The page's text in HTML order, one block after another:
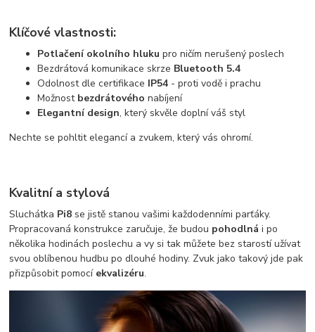
Klíčové vlastnosti:
Potlačení okolního hluku pro ničím nerušený poslech
Bezdrátová komunikace skrze Bluetooth 5.4
Odolnost dle certifikace IP54 - proti vodě i prachu
Možnost bezdrátového nabíjení
Elegantní design, který skvěle doplní váš styl
Nechte se pohltit elegancí a zvukem, který vás ohromí.
Kvalitní a stylová
Sluchátka Pi8 se jistě stanou vašimi každodenními parťáky.
Propracovaná konstrukce zaručuje, že budou pohodlná i po
několika hodinách poslechu a vy si tak můžete bez starostí užívat
svou oblíbenou hudbu po dlouhé hodiny. Zvuk jako takový jde pak
přizpůsobit pomocí ekvalizéru.